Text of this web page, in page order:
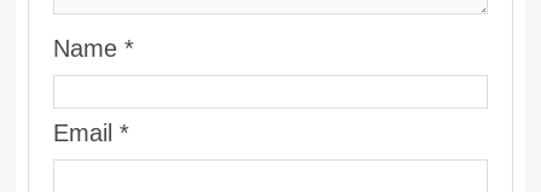
Name*
Email*